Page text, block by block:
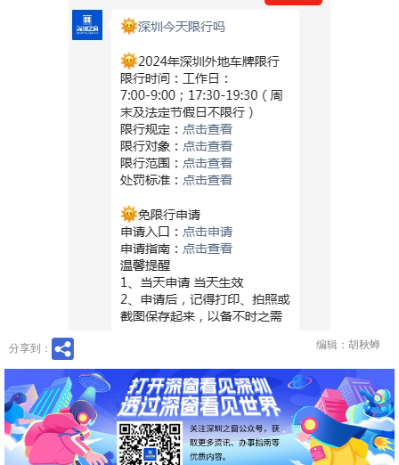
分享到： 编辑：胡秋蝉